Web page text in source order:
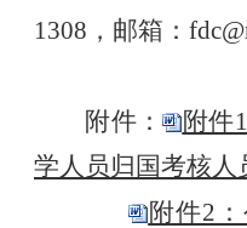
1308 ，邮箱：
附件：
附件
学人员归国考核人
附件2